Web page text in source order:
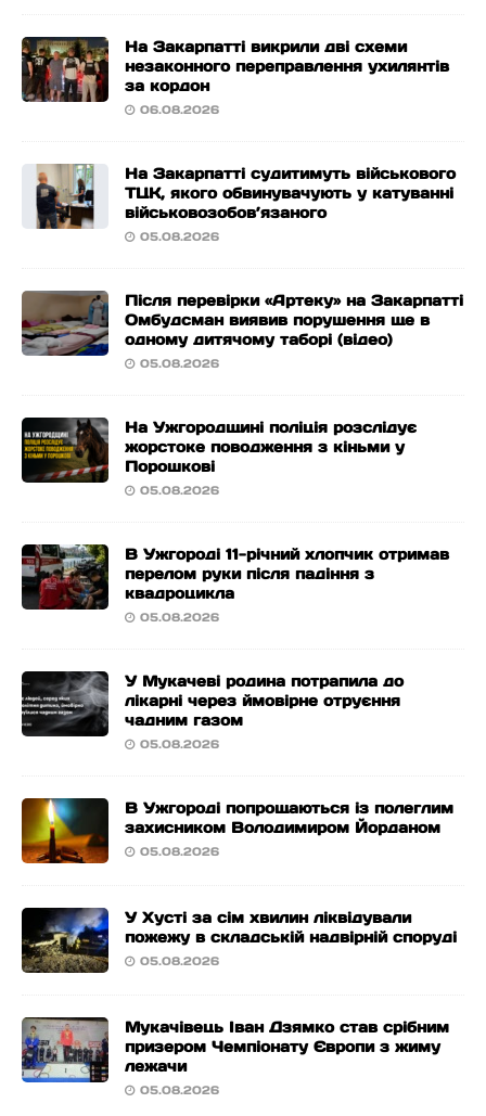
На Закарпатті викрили дві схеми
незаконного переправлення ухилянтів
за кордон
06.08.2026
На Закарпатті судитимуть військового
ТЦК, якого обвинувачують у катуванні
військовозобов’язаного
05.08.2026
Після перевірки «Артеку» на Закарпатті
Омбудсман виявив порушення ще в
одному дитячому таборі (відео)
05.08.2026
На Ужгородщині поліція розслідує
жорстоке поводження з кіньми у
Порошкові
05.08.2026
В Ужгороді 11-річний хлопчик отримав
перелом руки після падіння з
квадроцикла
05.08.2026
У Мукачеві родина потрапила до
лікарні через ймовірне отруєння
чадним газом
05.08.2026
В Ужгороді попрощаються із полеглим
захисником Володимиром Йорданом
05.08.2026
У Хусті за сім хвилин ліквідували
пожежу в складській надвірній споруді
05.08.2026
Мукачівець Іван Дзямко став срібним
призером Чемпіонату Європи з жиму
лежачи
05.08.2026